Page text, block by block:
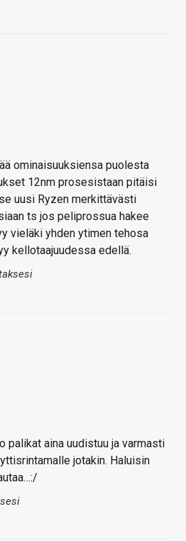
ominaisuuksiensa puolesta
12nm prosesistaan pitäisi
uusi Ryzen merkittävästi
ts jos peliprossua hakee
vieläki yhden ytimen tehosa
kellotaajuudessa edellä.
palikat aina uudistuu ja varmasti
jotakin. Haluisin